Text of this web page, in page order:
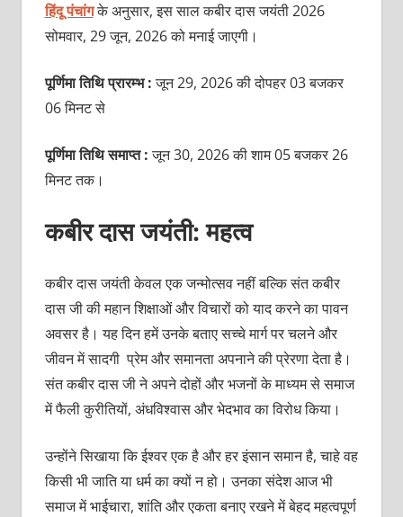
हिंदू पंचांगके अनुसार, इस साल कबीर दास जयंती 2026
सोमवार, 29 जून, 2026 को मनाई जाएगी।
पूर्णिमा तिथि प्रारम्भ :जून 29, 2026 की दोपहर 03 बजकर
06 मिनट से
पूर्णिमा तिथि समाप्त :जून 30, 2026 की शाम 05 बजकर 26
मिनट तक।
कबीर दास जयंती: महत्व
कबीर दास जयंती केवल एक जन्मोत्सव नहीं बल्कि संत कबीर
दास जी की महान शिक्षाओं और विचारों को याद करने का पावन
अवसर है। यह दिन हमें उनके बताए सच्चे मार्ग पर चलने और
जीवन में सादगी प्रेम और समानता अपनाने की प्रेरणा देता है।
संत कबीर दास जी ने अपने दोहों और भजनों के माध्यम से समाज
में फैली कुरीतियों, अंधविश्वास और भेदभाव का विरोध किया।
उन्होंने सिखाया कि ईश्वर एक है और हर इंसान समान है, चाहे वह
किसी भी जाति या धर्म का क्यों न हो। उनका संदेश आज भी
समाज में भाईचारा, शांति और एकता बनाए रखने में बेहद महत्वपूर्ण